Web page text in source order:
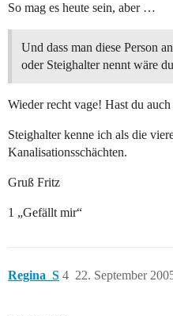
So mag es heute sein, aber …
Und dass man diese Person
oder Steighalter nennt wäre
Wieder recht vage! Hast du
Steighalter kenne ich als die
Kanalisationsschächten.
Gruß Fritz
1 „Gefällt mir“
Regina_S 22. September
4